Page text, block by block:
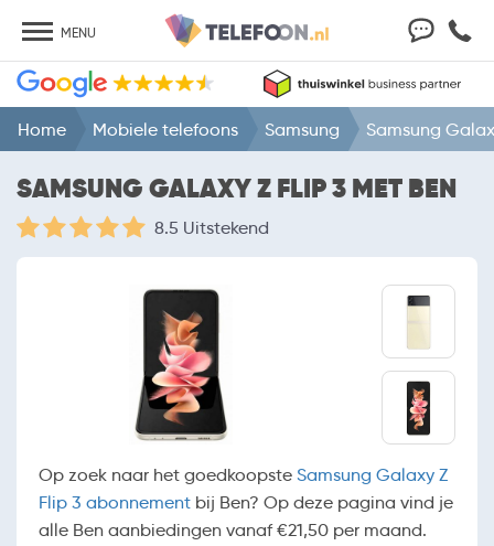
MENU
Home Mobiele telefoons Samsung Samsung
SAMSUNG GALAXY Z FLIP 3 MET BEN
8.5 Uitstekend
Op zoek naar het goedkoopste Samsung Galaxy Z
Flip 3 abonnement bij Ben? Op deze pagina vind je
alle Ben aanbiedingen vanaf €21,50 per maand.